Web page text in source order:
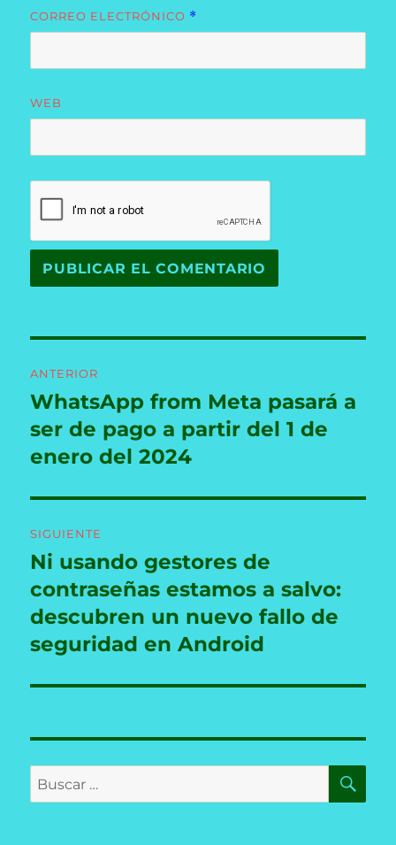
CORREO ELECTRÓNICO *
WEB
de
entradas
ANTERIOR
Entrada
anterior:
WhatsApp from Meta pasará a
ser de pago a partir del 1 de
enero del 2024
SIGUIENTE
Entrada
siguiente:
Ni usando gestores de
contraseñas estamos a salvo:
descubren un nuevo fallo de
seguridad en Android
Buscar
por: